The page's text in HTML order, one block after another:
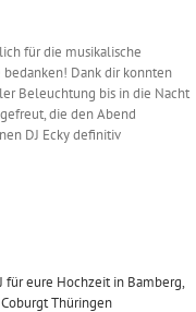
für die musikalische
Dank dir konnten
Beleuchtung bis in die Nacht
die den Abend
DJ Ecky definitiv